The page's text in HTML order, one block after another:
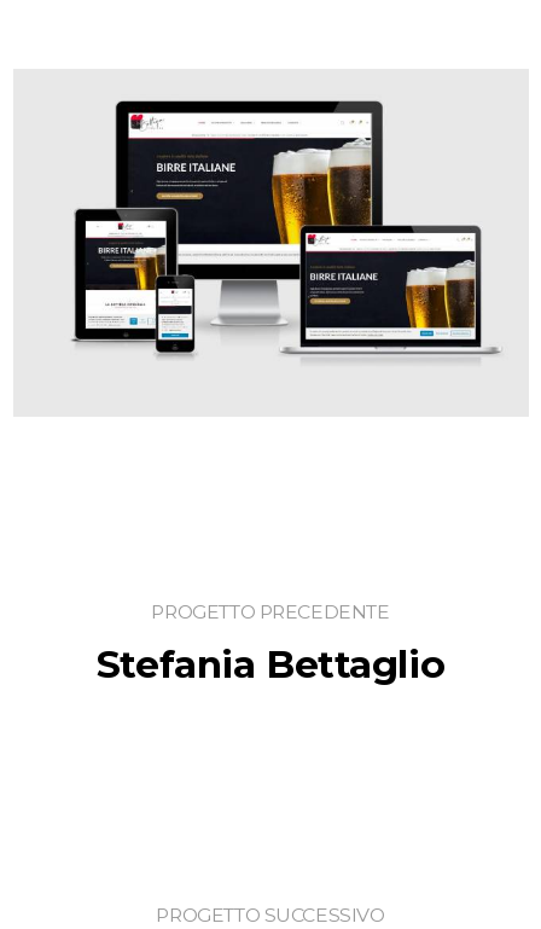
PROGETTO PRECEDENTE
Stefania Bettaglio
PROGETTO SUCCESSIVO